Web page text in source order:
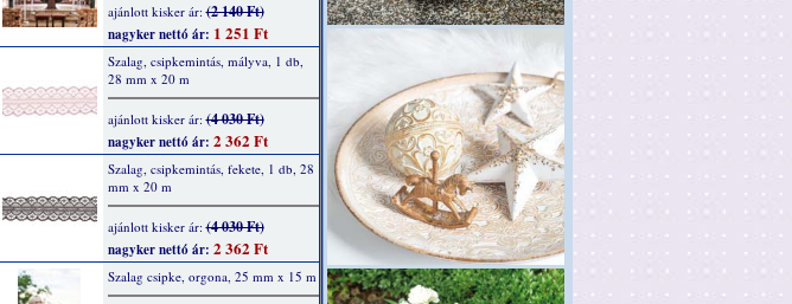
ajánlott kisker ár:(2 140 Ft)
nagyker nettó ár: 1 251 Ft
Szalag, csipkemintás, mályva, 1 db,
28 mm x 20 m
ajánlott kisker ár:(4 030 Ft)
nagyker nettó ár: 2 362 Ft
Szalag, csipkemintás, fekete, 1 db, 28
mm x 20 m
ajánlott kisker ár:(4 030 Ft)
nagyker nettó ár: 2 362 Ft
Szalag csipke, orgona, 25 mm x 15 m